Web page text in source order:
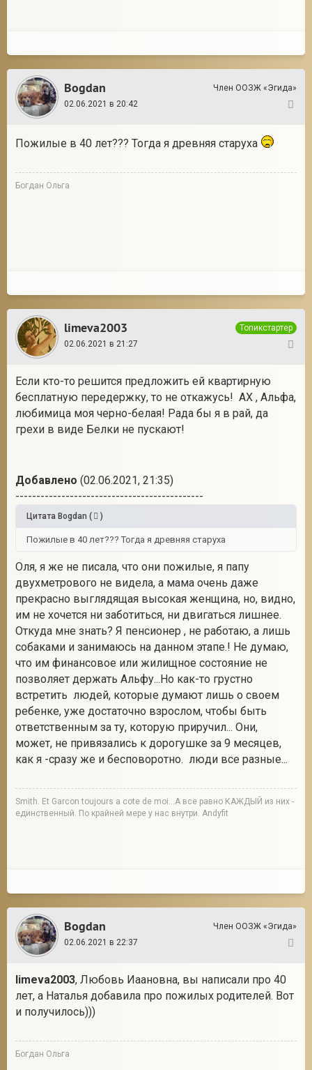
Bogdan
Член ООЗЖ «Эгида»
02.06.2021 в 20:42
Пожилые в 40 лет??? Тогда я древняя старуха
Богдан Ольга
limeva2003
Топикстартер
02.06.2021 в 21:27
Если кто-то решится предложить ей квартирную
бесплатную передержку, то не откажусь! АХ , Альфа,
любимица моя черно-белая! Рада бы я в рай, да
грехи в виде Белки не пускают!
Добавлено (02.06.2021, 21:35)
---------------------------------------------
Цитата Bogdan ( )
Пожилые в 40 лет??? Тогда я древняя старуха
Оля, я же не писала, что они пожилые, я папу
двухметрового не видела, а мама очень даже
прекрасно выглядящая высокая женщина, но, видно,
им не хочется ни заботиться, ни двигаться лишнее.
Откуда мне знать? Я пенсионер , не работаю, а лишь
собаками и занимаюсь на данном этапе.! Не думаю,
что им финансовое или жилищное состояние не
позволяет держать Альфу...Но как-то грустно
встретить людей, которые думают лишь о своем
ребенке, уже достаточно взрослом, чтобы быть
ответственным за ту, которую приручил... Они,
может, не привязались к дорогушке за 9 месяцев,
как я -сразу же и бесповоротно. люди все разные...
Smith. Et Garcon toujours a cote de moi...А все равно КАЖДЫЙ из них -
единственный. По крайней мере у нас внутри. Andyfit
Bogdan
Член ООЗЖ «Эгида»
02.06.2021 в 22:37
limeva2003, Любовь Иаановна, вы написали про 40
лет, а Наталья добавила про пожилых родителей. Вот
и получилось)))
Богдан Ольга